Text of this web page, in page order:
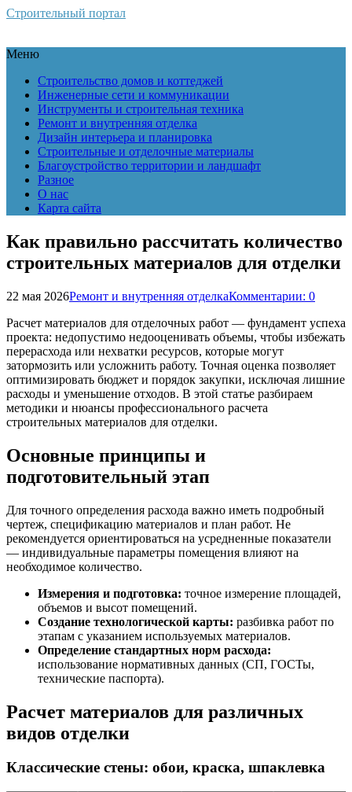
Строительный портал
Меню
Строительство домов и коттеджей
Инженерные сети и коммуникации
Инструменты и строительная техника
Ремонт и внутренняя отделка
Дизайн интерьера и планировка
Строительные и отделочные материалы
Благоустройство территории и ландшафт
Разное
О нас
Карта сайта
Как правильно рассчитать количество
строительных материалов для отделки
22 мая 2026Ремонт и внутренняя отделкаКомментарии: 0
Расчет материалов для отделочных работ — фундамент успеха
проекта: недопустимо недооценивать объемы, чтобы избежать
перерасхода или нехватки ресурсов, которые могут
затормозить или усложнить работу. Точная оценка позволяет
оптимизировать бюджет и порядок закупки, исключая лишние
расходы и уменьшение отходов. В этой статье разбираем
методики и нюансы профессионального расчета
строительных материалов для отделки.
Основные принципы и
подготовительный этап
Для точного определения расхода важно иметь подробный
чертеж, спецификацию материалов и план работ. Не
рекомендуется ориентироваться на усредненные показатели
— индивидуальные параметры помещения влияют на
необходимое количество.
Измерения и подготовка: точное измерение площадей,
объемов и высот помещений.
Создание технологической карты: разбивка работ по
этапам с указанием используемых материалов.
Определение стандартных норм расхода:
использование нормативных данных (СП, ГОСТы,
технические паспорта).
Расчет материалов для различных
видов отделки
Классические стены: обои, краска, шпаклевка